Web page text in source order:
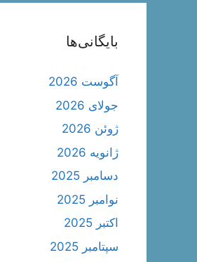
بایگانی‌ها
آگوست 2026
جولای 2026
ژوئن 2026
ژانویه 2026
دسامبر 2025
نوامبر 2025
اکتبر 2025
سپتامبر 2025